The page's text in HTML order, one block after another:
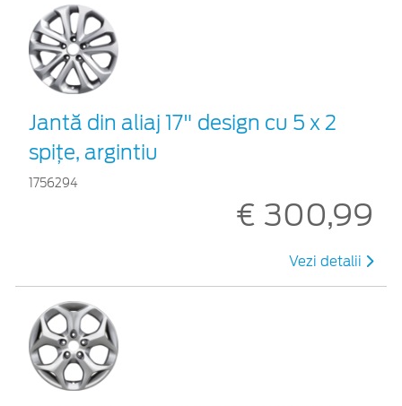
Jantă din aliaj 17" design cu 5 x 2
spiţe, argintiu
1756294
€ 300,99
Vezi detalii